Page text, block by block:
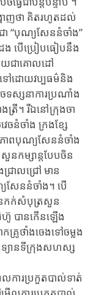
ញ​ថា គិតរហូត​ដល់​
ជា “បុណ្យសែននំចាំង”
ង បើ​ប្រៀបធៀបនឹង​
ាយជាគោលដៅ
ៅដោយវប្បធម៌និង​
ទស្សនាការប្រណាំង
រី។ រីឯនៅក្រុងចា
ចនំចាំង ក្រងខ្សែ​
ាពបុណ្យសែន​នំចាំង​
នកម្សាន្តបែបចិន
ាលជ្រៅ​ មាន​
សែន​នំចាំង។ បើ
ន​កក់សំបុត្រសួន
ហ៊ូ បាន​កើន​ឡើង​
រូថាំងចេងទៅចម្លង
យានទីក្រុងសហស្ស
ារប្រកួតបាល់ទាត់